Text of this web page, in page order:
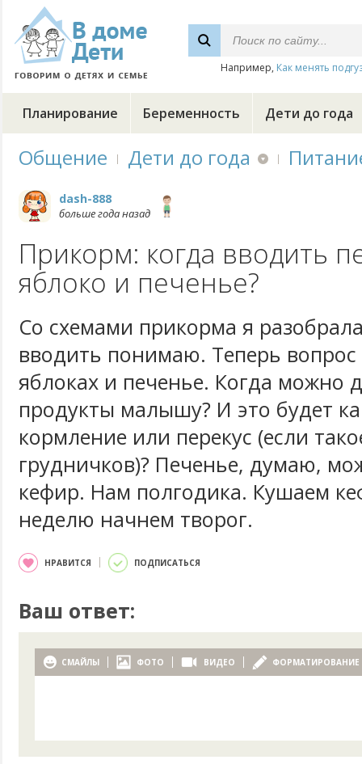
Например, Как менять
Планирование Беременность Дети до года
Общение Дети до года
dash-888
больше года назад
Прикорм: когда вводить
яблоко и печенье?
Со схемами прикорма я
вводить понимаю. Теперь
яблоках и печенье. Когда можно
продукты малышу? И это будет
кормление или перекус (если
грудничков)? Печенье, думаю,
кефир. Нам полгодика. Кушаем
неделю начнем творог.
НРАВИТСЯ ПОДПИСАТЬСЯ
Ваш ответ:
СМАЙЛЫ ФОТО ВИДЕО ФОРМАТИРОВАНИЕ